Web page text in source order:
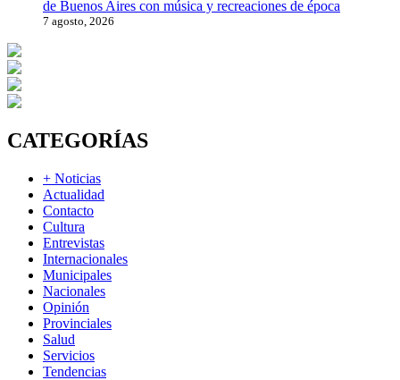
de Buenos Aires con música y recreaciones de época
7 agosto, 2026
CATEGORÍAS
+ Noticias
Actualidad
Contacto
Cultura
Entrevistas
Internacionales
Municipales
Nacionales
Opinión
Provinciales
Salud
Servicios
Tendencias